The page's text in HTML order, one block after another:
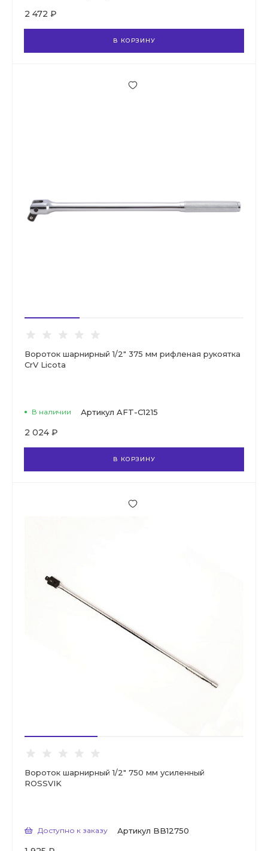
2 472 ₽
В КОРЗИНУ
Вороток шарнирный 1/2" 375 мм рифленая рукоятка
CrV Licota
В наличии Артикул AFT-C1215
2 024 ₽
В КОРЗИНУ
Вороток шарнирный 1/2" 750 мм усиленный
ROSSVIK
Доступно к заказу Артикул BB12750